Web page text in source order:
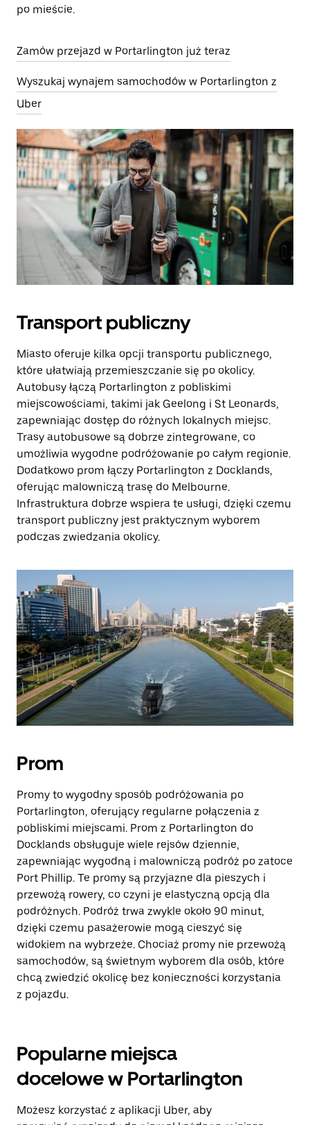
po mieście.
Zamów przejazd w Portarlington już teraz
Wyszukaj wynajem samochodów w Portarlington z
Uber
Transport publiczny
Miasto oferuje kilka opcji transportu publicznego,
które ułatwiają przemieszczanie się po okolicy.
Autobusy łączą Portarlington z pobliskimi
miejscowościami, takimi jak Geelong i St Leonards,
zapewniając dostęp do różnych lokalnych miejsc.
Trasy autobusowe są dobrze zintegrowane, co
umożliwia wygodne podróżowanie po całym regionie.
Dodatkowo prom łączy Portarlington z Docklands,
oferując malowniczą trasę do Melbourne.
Infrastruktura dobrze wspiera te usługi, dzięki czemu
transport publiczny jest praktycznym wyborem
podczas zwiedzania okolicy.
Prom
Promy to wygodny sposób podróżowania po
Portarlington, oferujący regularne połączenia z
pobliskimi miejscami. Prom z Portarlington do
Docklands obsługuje wiele rejsów dziennie,
zapewniając wygodną i malowniczą podróż po zatoce
Port Phillip. Te promy są przyjazne dla pieszych i
przewożą rowery, co czyni je elastyczną opcją dla
podróżnych. Podróż trwa zwykle około 90 minut,
dzięki czemu pasażerowie mogą cieszyć się
widokiem na wybrzeże. Chociaż promy nie przewożą
samochodów, są świetnym wyborem dla osób, które
chcą zwiedzić okolicę bez konieczności korzystania
z pojazdu.
Popularne miejsca
docelowe w Portarlington
Możesz korzystać z aplikacji Uber, aby